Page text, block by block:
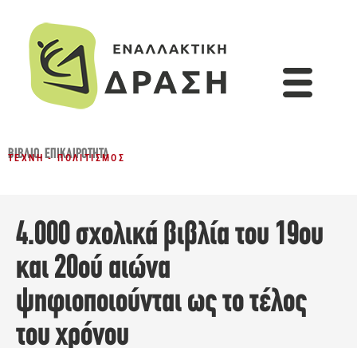
ΒΙΒΛΊΟ,ΕΠΙΚΑΙΡΌΤΗΤΑ
ΤΈΧΝΗ - ΠΟΛΙΤΙΣΜΌΣ
4.000 σχολικά βιβλία του 19ου
και 20ού αιώνα
ψηφιοποιούνται ως το τέλος
του χρόνου